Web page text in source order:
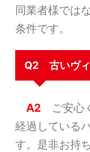
同業者様では
条件です。
Q2 古いヴィ
A2 ご安心
経過している
す。是非お持